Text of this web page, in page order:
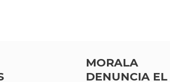
MORALA
DENUNCIA EL